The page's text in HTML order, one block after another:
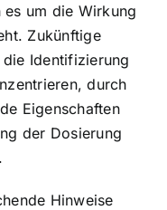
um die Wirkung
Zukünftige
Identifizierung
durch
Eigenschaften
der Dosierung
Hinweise